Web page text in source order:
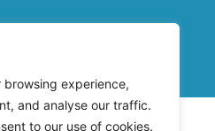
browsing experience,
and analyse our traffic.
to our use of cookies.